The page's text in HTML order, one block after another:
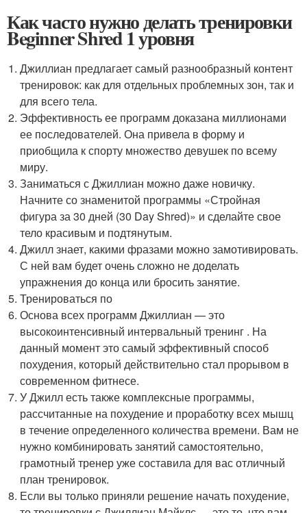
Как часто нужно делать тренировки
Beginner Shred 1 уровня
Джиллиан предлагает самый разнообразный контент
тренировок: как для отдельных проблемных зон, так и
для всего тела.
Эффективность ее программ доказана миллионами
ее последователей. Она привела в форму и
приобщила к спорту множество девушек по всему
миру.
Заниматься с Джиллиан можно даже новичку.
Начните со знаменитой программы «Стройная
фигура за 30 дней (30 Day Shred)» и сделайте свое
тело красивым и подтянутым.
Джилл знает, какими фразами можно замотивировать.
С ней вам будет очень сложно не доделать
упражнения до конца или бросить занятие.
Тренироваться по
Основа всех программ Джиллиан — это
высокоинтенсивный интервальный тренинг . На
данный момент это самый эффективный способ
похудения, который действительно стал прорывом в
современном фитнесе.
У Джилл есть также комплексные программы,
рассчитанные на похудение и проработку всех мышц
в течение определенного количества времени. Вам не
нужно комбинировать занятий самостоятельно,
грамотный тренер уже составила для вас отличный
план тренировок.
Если вы только приняли решение начать похудение,